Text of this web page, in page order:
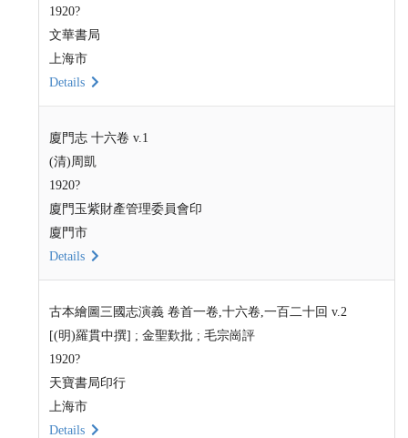
1920?
文華書局
上海市
Details
廈門志 十六卷 v.1
(清)周凱
1920?
廈門玉紫財產管理委員會印
廈門市
Details
古本繪圖三國志演義 卷首一卷,十六卷,一百二十回 v.2
[(明)羅貫中撰] ; 金聖歎批 ; 毛宗崗評
1920?
天寶書局印行
上海市
Details